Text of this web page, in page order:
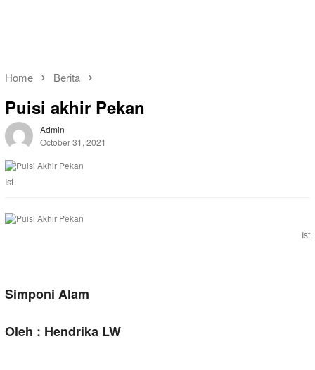
Home Berita
Puisi akhir Pekan
Admin
October 31, 2021
Ist
Ist
Simponi Alam
Oleh : Hendrika LW